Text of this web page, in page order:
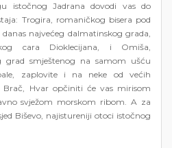
istočnog Jadrana dovodi vas do
Trogira, romaničkog bisera pod
najvećeg dalmatinskog grada,
cara Dioklecijana, i Omiša,
grad smještenog na samom ušću
zaplovite i na neke od većih
Brač, Hvar opčiniti će vas mirisom
svježom morskom ribom. A za
Biševo, najistureniji otoci istočnog